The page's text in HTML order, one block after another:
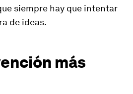
siempre hay que intentar
de ideas.
más